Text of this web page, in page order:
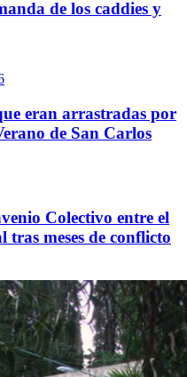
de los caddies y
eran arrastradas por
de San Carlos
Colectivo entre el
tras meses de conflicto